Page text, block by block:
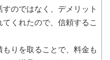
すのではなく、デメリット
くれたので、信頼するこ
りを取ることで、料金も